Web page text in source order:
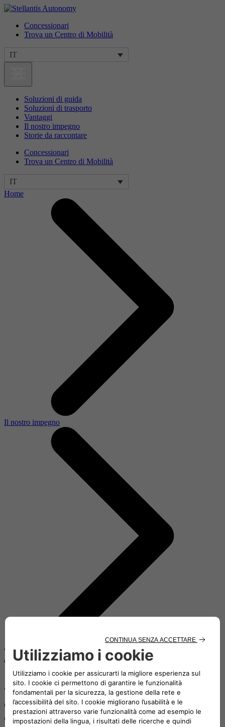
Concessionari
Trova un Centro di Mobilità
IT
Soluzioni di guida
Soluzioni di trasporto
Vantaggi
Il nostro impegno
Storie da raccontare
Concessionari
Trova un Centro di Mobilità
IT
Home
Il nostro impegno
“UNICI con Autonomy”: insieme per dare voce ai progetti dedicati
alla disabilità
1 Ottobre 2025
“UNICI con Autonomy”: insieme per
dare voce ai progetti dedicati alla
disabilità